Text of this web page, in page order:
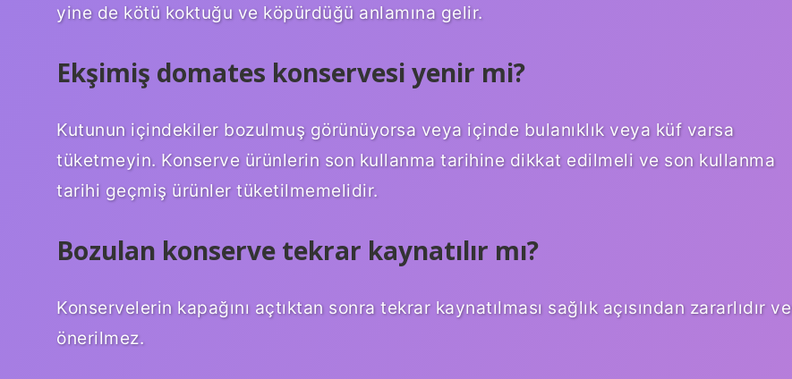
yine de kötü koktuğu ve köpürdüğü anlamına gelir.
Ekşimiş domates konservesi yenir mi?
Kutunun içindekiler bozulmuş görünüyorsa veya içinde bulanıklık veya küf varsa
tüketmeyin. Konserve ürünlerin son kullanma tarihine dikkat edilmeli ve son kullanma
tarihi geçmiş ürünler tüketilmemelidir.
Bozulan konserve tekrar kaynatılır mı?
Konservelerin kapağını açtıktan sonra tekrar kaynatılması sağlık açısından zararlıdır ve
önerilmez.